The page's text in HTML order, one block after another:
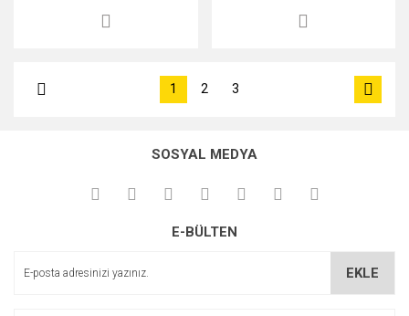
1 2 3
SOSYAL MEDYA
E-BÜLTEN
EKLE